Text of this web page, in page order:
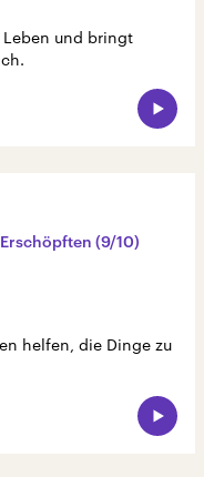
Leben und bringt
(9/10)
helfen, die Dinge zu